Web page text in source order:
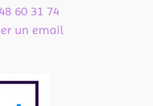
60 31 74
un email